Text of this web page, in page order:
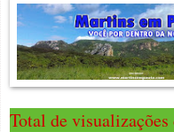
Total de visualizações